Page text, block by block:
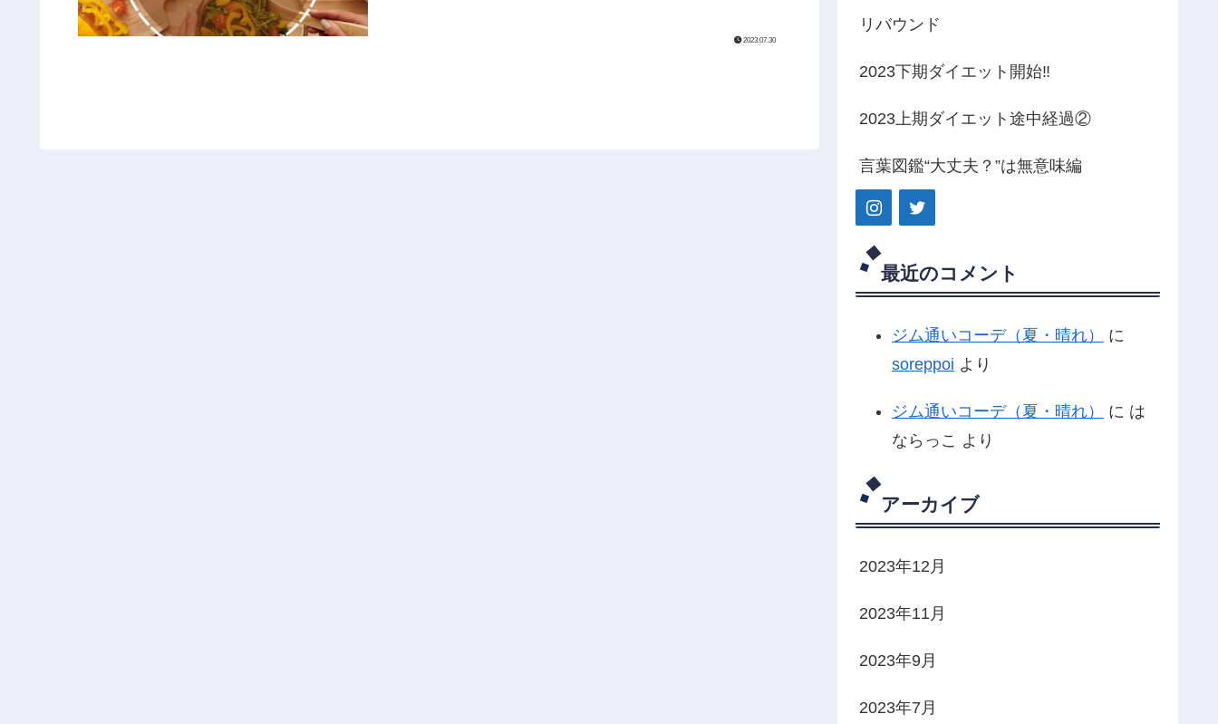
2023.07.30
リバウンド
2023下期ダイエット開始‼️
2023上期ダイエット途中経過②
言葉図鑑“大丈夫？”は無意味編
最近のコメント
ジム通いコーデ（夏・晴れ）
に
soreppoi より
ジム通いコーデ（夏・晴れ） に は
ならっこ より
アーカイブ
2023年12月
2023年11月
2023年9月
2023年7月